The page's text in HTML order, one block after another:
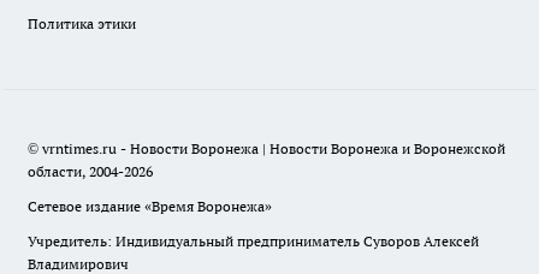
Политика этики
© vrntimes.ru - Новости Воронежа | Новости Воронежа и Воронежской
области, 2004-2026
Сетевое издание «Время Воронежа»
Учредитель: Индивидуальный предприниматель Суворов Алексей
Владимирович